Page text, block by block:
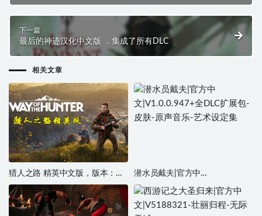
下一篇
最后的神迹汉化中文版 ，集成了所有DLC
相关文章
猎人之路 精英中文版，版本：
V1.21，直接玩
潜水员戴夫|官方中
文|V1.0.0.947+全DLC扩展包-皮
肤-原声音乐-艺术设定集